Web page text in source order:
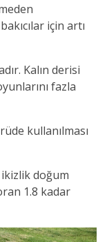
için artı
Kalın derisi
fazla
kullanılması
doğum
1.8 kadar